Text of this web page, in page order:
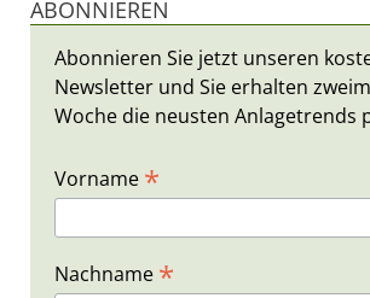
ABONNIEREN
Abonnieren Sie jetzt unseren
Newsletter und Sie erhalten
Woche die neusten Anlagetrends
Vorname *
Nachname *